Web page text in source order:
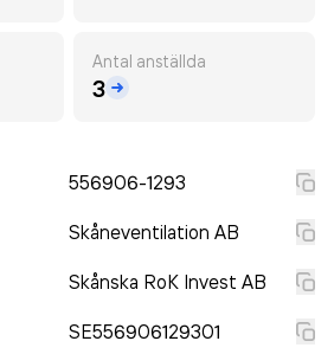
Antal anställda
3
556906-1293
Skåneventilation AB
Skånska RoK Invest AB
SE556906129301